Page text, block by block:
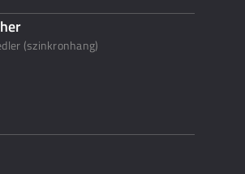
(szinkronhang)